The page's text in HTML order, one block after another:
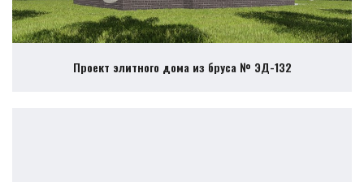
Проект элитного дома из бруса № ЭД-132